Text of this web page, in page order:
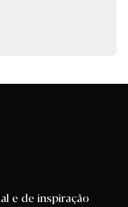
e de inspiração